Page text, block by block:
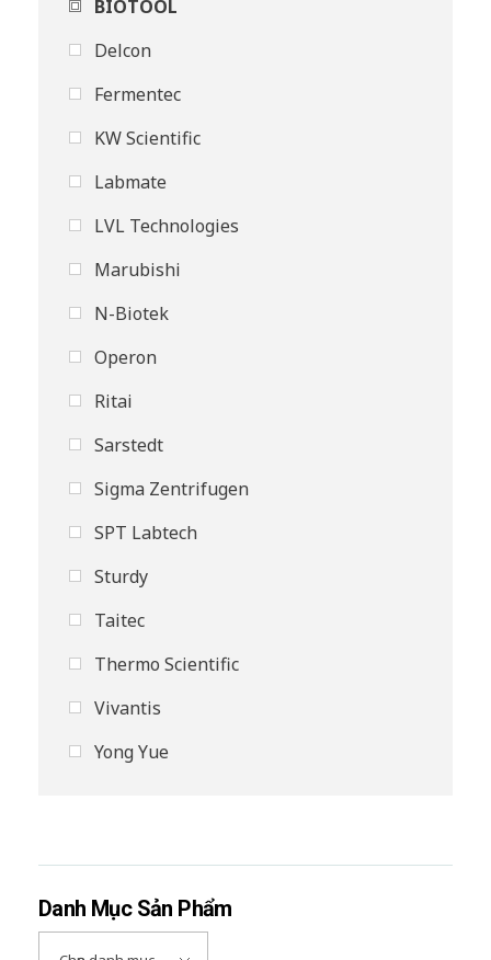
BIOTOOL
Delcon
Fermentec
KW Scientific
Labmate
LVL Technologies
Marubishi
N-Biotek
Operon
Ritai
Sarstedt
Sigma Zentrifugen
SPT Labtech
Sturdy
Taitec
Thermo Scientific
Vivantis
Yong Yue
Danh Mục Sản Phẩm